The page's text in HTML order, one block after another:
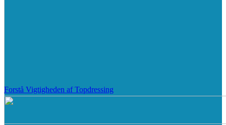
Forstå Vigtigheden af Topdressing